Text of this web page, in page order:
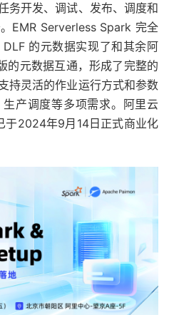
务开发、调试、发布、调度和
EMR Serverless Spark 完全
的元数据实现了和其余阿
的元数据互通，形成了完整的
持灵活的作业运行方式和参数
产调度等多项需求。阿里云
于2024年9月14日正式商业化